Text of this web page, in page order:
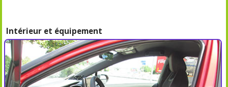
Intérieur et équipement